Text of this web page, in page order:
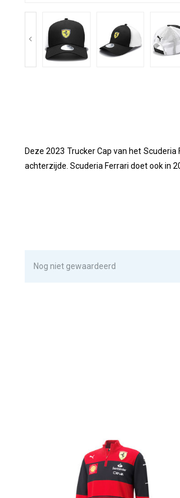
Deze 2023 Trucker Cap van het
achterzijde. Scuderia Ferrari doet ook in
Nog niet gewaardeerd